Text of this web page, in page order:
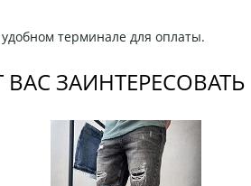
терминале для оплаты.
ЗАИНТЕРЕСОВАТЬ